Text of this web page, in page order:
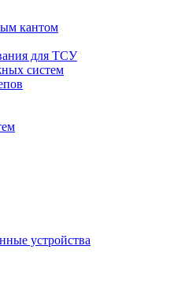
кантом
для ТСУ
систем
устройства